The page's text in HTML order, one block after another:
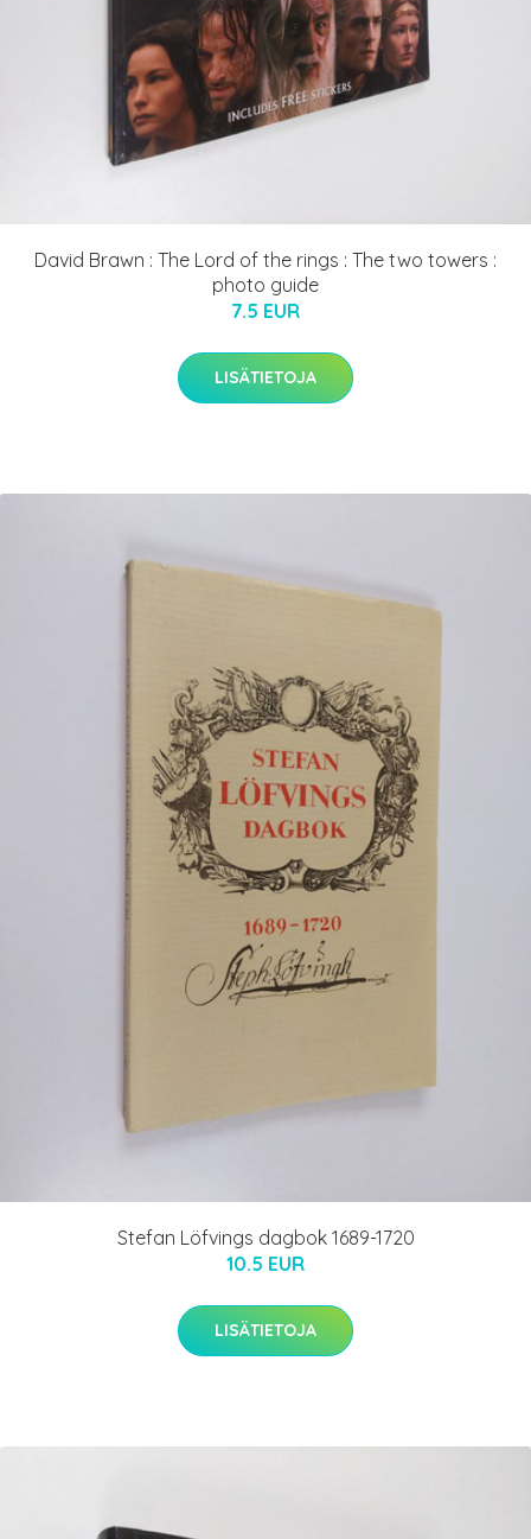
David Brawn : The Lord of the rings : The two towers :
photo guide
7.5 EUR
LISÄTIETOJA
Stefan Löfvings dagbok 1689-1720
10.5 EUR
LISÄTIETOJA